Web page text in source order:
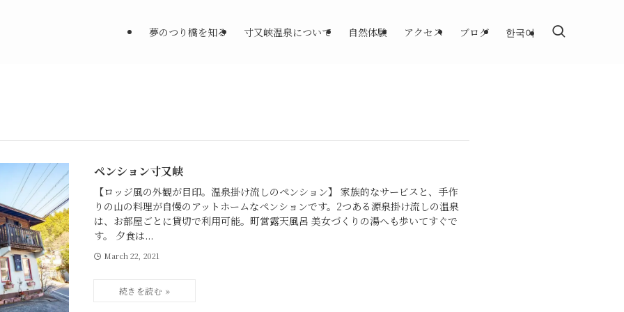
夢のつり橋を知る 寸又峡温泉について 自然体験 アクセス ブログ 한국어
ペンション寸又峡
【ロッジ風の外観が目印。温泉掛け流しのペンション】 家族的なサービスと、手作
りの山の料理が自慢のアットホームなペンションです。2つある源泉掛け流しの温泉
は、お部屋ごとに貸切で利用可能。町営露天風呂 美女づくりの湯へも歩いてすぐで
す。 夕食は...
March 22, 2021